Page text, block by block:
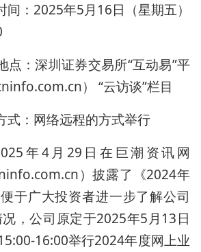
间：2025年5月16日（星期五）
点：深圳证券交易所“互动易”平
） “云访谈”栏目
式：网络远程的方式举行
年4月29日在巨潮资讯网
）披露了《2024年
于广大投资者进一步了解公司
，公司原定于2025年5月13日
16:00举行2024年度网上业